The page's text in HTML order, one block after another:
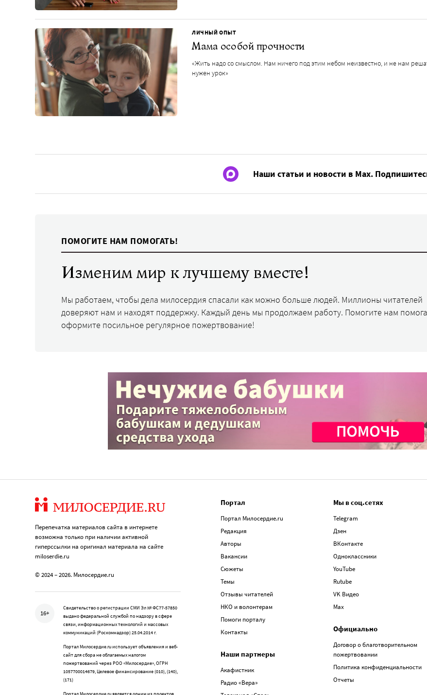
ЛИЧНЫЙ ОПЫТ
Мама особой прочности
«Жить надо со смыслом. Нам ничего под этим небом неизвестно, и не нам
нужен урок»
Наши статьи и новости в Max.
ПОМОГИТЕ НАМ ПОМОГАТЬ!
Изменим мир к лучшему вместе!
Мы работаем, чтобы дела милосердия спасали как можно больше людей. Миллионы читателей
доверяют нам и находят поддержку. Каждый день мы продолжаем работу. Помогите нам
оформите посильное регулярное пожертвование!
Перепечатка материалов сайта в интернете
возможна только при наличии активной
гиперссылки на оригинал материала на сайте
miloserdie.ru
© 2024 – 2026. Милосердие.ru
16+
Свидетельство о регистрации СМИ Эл № ФС77-57850
выдано федеральной службой по надзору в сфере
связи, информационных технологий и массовых
коммуникаций (Роскомнадзор) 25.04.2014 г.
Портал Милосердие.ru использует объявления и веб-
сайт для сбора не облагаемых налогом
пожертвований через РОО «Милосердие», ОГРН
1057700014679, Целевое финансирование (010), (140),
(171)
Портал Милосердие.ru является одним из проектов
Портал
Портал Милосердие.ru
Редакция
Авторы
Вакансии
Сюжеты
Темы
Отзывы читателей
НКО и волонтерам
Помоги порталу
Контакты
Наши партнеры
Акафистник
Радио «Вера»
Мы в соц.сетях
Telegram
Дзен
ВКонтакте
Одноклассники
YouTube
Rutube
VK Видео
Max
Официально
Договор о благотворительном
пожертвовании
Политика конфиденциальности
Отчеты